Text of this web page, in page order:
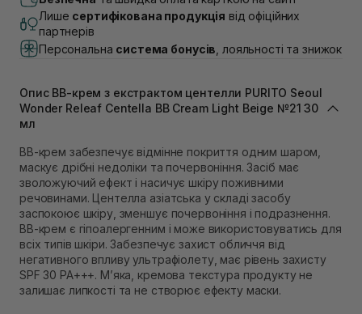
В наявності
Самовивіз м. Львів, вул. Академіка Підстригача, 1В
(Duck’s Lake)
В наявності
В наявності
Самовивіз м. Львів, вул. Степана Бандери 45
В наявності
Самовивіз м. Рівне, вул. Кулика і Гудачека 23 (ТЦ
Екватор)
В наявності
Лише сертифікована продукція від офіційних
партнерів
Персональна система бонусів , лояльності та знижок
Опис ВВ-крем з екстрактом центелли PURITO Seoul
Wonder Releaf Centella BB Cream Light Beige №21 30
мл
ВВ-крем забезпечує відмінне покриття одним шаром,
маскує дрібні недоліки та почервоніння. Засіб має
зволожуючий ефект і насичує шкіру поживними
речовинами. Центелла азіатська у складі засобу
заспокоює шкіру, зменшує почервоніння і подразнення.
ВВ-крем є гіпоалергенним і може використовуватись для
всіх типів шкіри. Забезпечує захист обличчя від
негативного впливу ультрафіолету, має рівень захисту
SPF 30 PA+++. М’яка, кремова текстура продукту не
залишає липкості та не створює ефекту маски.